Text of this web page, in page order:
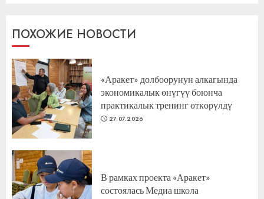
ПОХОЖИЕ НОВОСТИ
«Аракет» долбоорунун алкагында
экономикалык өнүгүү боюнча
практикалык тренинг өткөрүлдү
27.07.2026
В рамках проекта «Аракет»
состоялась Медиа школа